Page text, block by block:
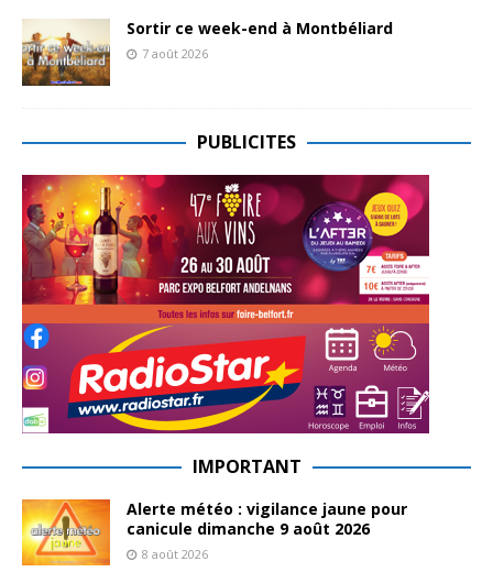
Sortir ce week-end à Montbéliard
7 août 2026
PUBLICITES
IMPORTANT
Alerte météo : vigilance jaune pour
canicule dimanche 9 août 2026
8 août 2026